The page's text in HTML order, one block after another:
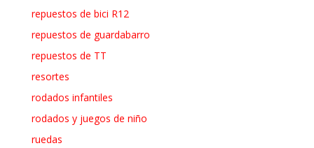
repuestos de bici R12
repuestos de guardabarro
repuestos de TT
resortes
rodados infantiles
rodados y juegos de niño
ruedas